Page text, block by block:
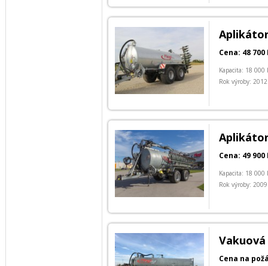
Cena: 48 700
Kapacita: 18 000 l
Rok výroby: 2012
Cena: 49 900
Kapacita: 18 000 l
Rok výroby: 2009
Vakuová
Cena na